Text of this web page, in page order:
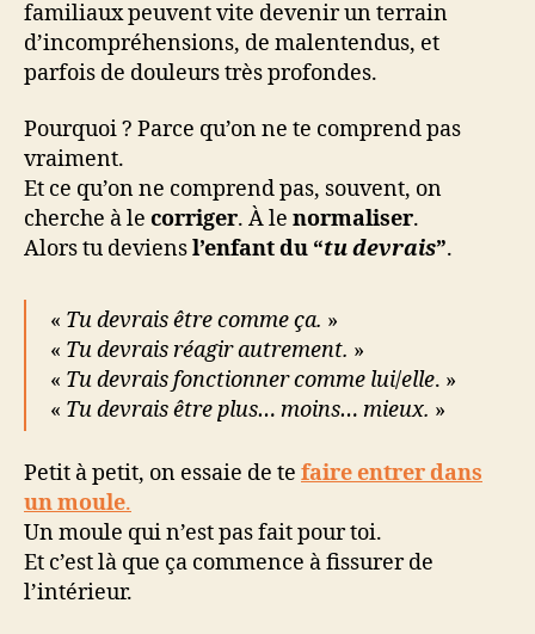
familiaux peuvent vite devenir un terrain
d’incompréhensions, de malentendus, et
parfois de douleurs très profondes.
Pourquoi ? Parce qu’on ne te comprend pas
vraiment.
Et ce qu’on ne comprend pas, souvent, on
cherche à le corriger. À le normaliser.
Alors tu deviensl’enfant du “tu devrais”.
« Tu devrais être comme ça. »
« Tu devrais réagir autrement. »
« Tu devrais fonctionner comme lui/elle. »
« Tu devrais être plus… moins… mieux. »
Petit à petit, on essaie de te faire entrer dans
un moule.
Un moule qui n’est pas fait pour toi.
Et c’est là que ça commence à fissurer de
l’intérieur.